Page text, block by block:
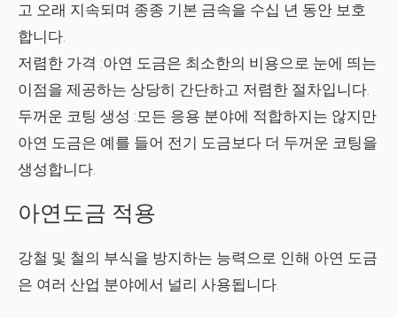
고 오래 지속되며 종종 기본 금속을 수십 년 동안 보호
합니다.
저렴한 가격 :아연 도금은 최소한의 비용으로 눈에 띄는
이점을 제공하는 상당히 간단하고 저렴한 절차입니다.
두꺼운 코팅 생성 :모든 응용 분야에 적합하지는 않지만
아연 도금은 예를 들어 전기 도금보다 더 두꺼운 코팅을
생성합니다.
아연도금 적용
강철 및 철의 부식을 방지하는 능력으로 인해 아연 도금
은 여러 산업 분야에서 널리 사용됩니다.